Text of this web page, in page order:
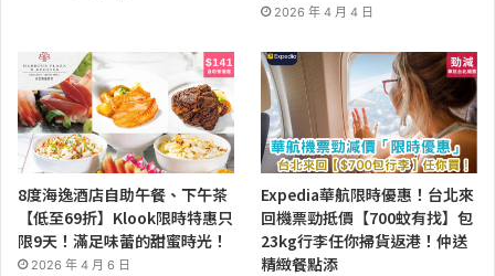
2026 年 4 月 4 日
8度海逸酒店自助午餐、下午茶
【低至69折】Klook限時特惠只
限9天！滿足味蕾的甜蜜時光！
2026 年 4 月 6 日
Expedia華航限時優惠！台北來
回機票勁抵價【700蚊有找】包
23kg行李任你掃貨返港！仲送
精緻餐點添